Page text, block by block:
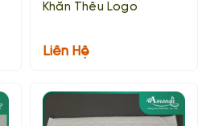
Khăn Thêu Logo
Liên Hệ